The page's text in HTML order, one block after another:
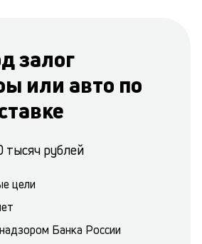
залог
или авто по
рублей
цели
Банка России